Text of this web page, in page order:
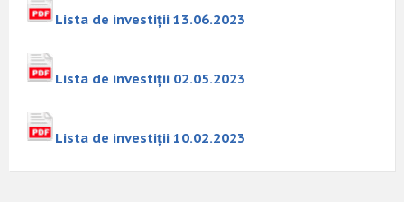
Lista de investiții 13.06.2023
Lista de investiții 02.05.2023
Lista de investiții 10.02.2023